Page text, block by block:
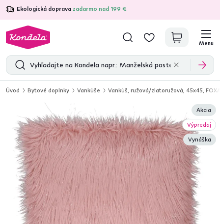
Ekologická doprava zadarmo nad 199 €
4,7 31 211overených produktových recenzií
Menu
Úvod Bytové doplnky Vankúše Vankúš, ružová/zlatoružová, 45x45,
Akcia
Výpredaj
Vynáška